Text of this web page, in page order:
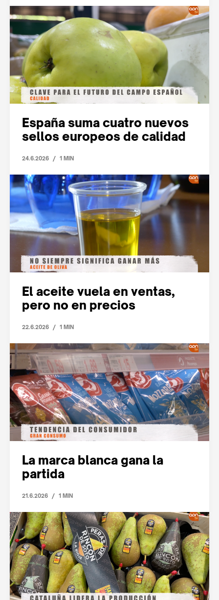
España suma cuatro nuevos
sellos europeos de calidad
24.6.2026 / 1 MIN
El aceite vuela en ventas,
pero no en precios
22.6.2026 / 1 MIN
La marca blanca gana la
partida
21.6.2026 / 1 MIN